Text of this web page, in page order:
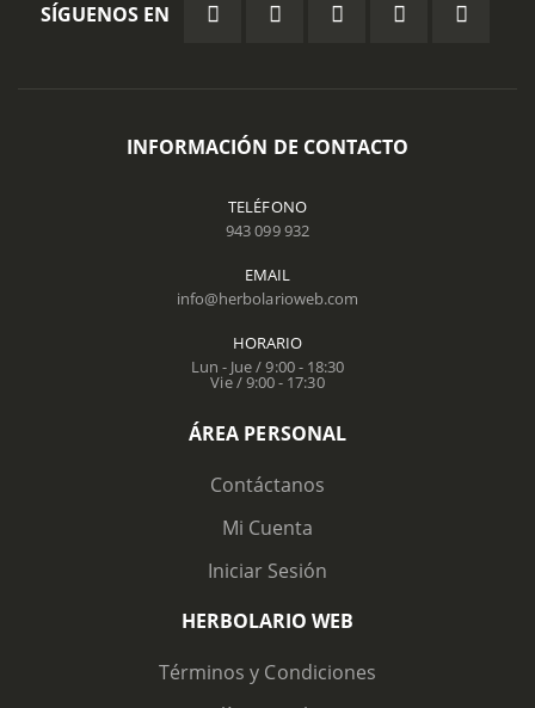
SÍGUENOS EN
INFORMACIÓN DE CONTACTO
TELÉFONO
943 099 932
EMAIL
info@herbolarioweb.com
HORARIO
Lun - Jue / 9:00 - 18:30
Vie / 9:00 - 17:30
ÁREA PERSONAL
Contáctanos
Mi Cuenta
Iniciar Sesión
HERBOLARIO WEB
Términos y Condiciones